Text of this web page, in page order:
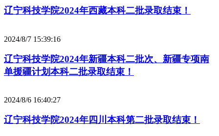
辽宁科技学院2024年西藏本科二批录取结束！
2024/8/7 15:39:16
辽宁科技学院2024年新疆本科二批次、新疆专项南
单援疆计划本科二批录取结束！
2024/8/6 16:40:27
辽宁科技学院2024年四川本科第二批录取结束！